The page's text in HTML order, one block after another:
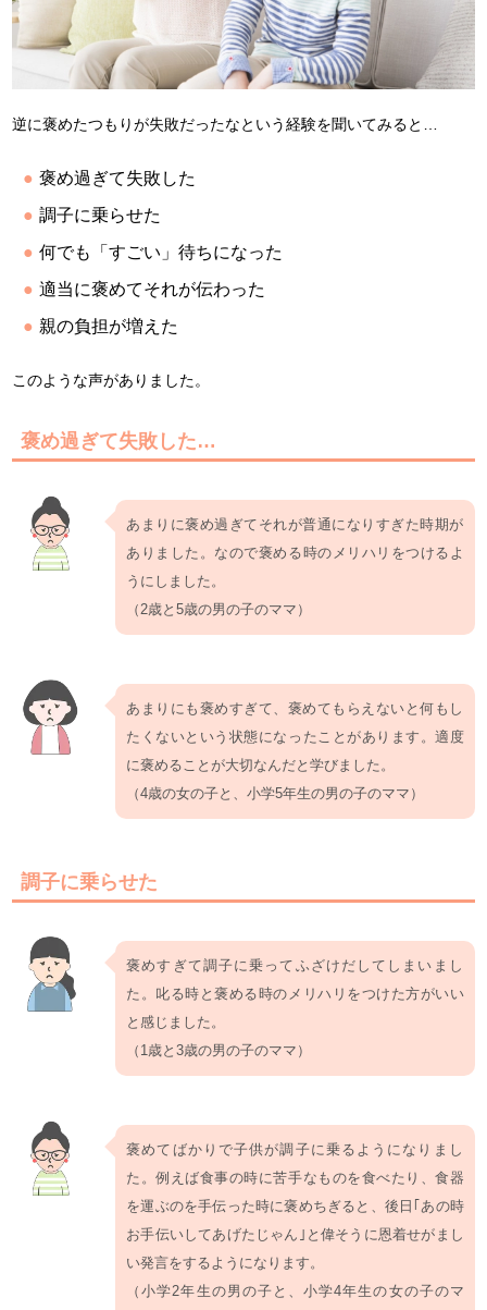
逆に褒めたつもりが失敗だったなという経験を聞いてみると…
褒め過ぎて失敗した
調子に乗らせた
何でも「すごい」待ちになった
適当に褒めてそれが伝わった
親の負担が増えた
このような声がありました。
褒め過ぎて失敗した…
あまりに褒め過ぎてそれが普通になりすぎた時期が
ありました。なので褒める時のメリハリをつけるよ
うにしました。
（2歳と5歳の男の子のママ）
あまりにも褒めすぎて、褒めてもらえないと何もし
たくないという状態になったことがあります。適度
に褒めることが大切なんだと学びました。
（4歳の女の子と、小学5年生の男の子のママ）
調子に乗らせた
褒めすぎて調子に乗ってふざけだしてしまいまし
た。叱る時と褒める時のメリハリをつけた方がいい
と感じました。
（1歳と3歳の男の子のママ）
褒めてばかりで子供が調子に乗るようになりまし
た。例えば食事の時に苦手なものを食べたり、食器
を運ぶのを手伝った時に褒めちぎると、後日｢あの時
お手伝いしてあげたじゃん｣と偉そうに恩着せがまし
い発言をするようになります。
（小学2年生の男の子と、小学4年生の女の子のマ